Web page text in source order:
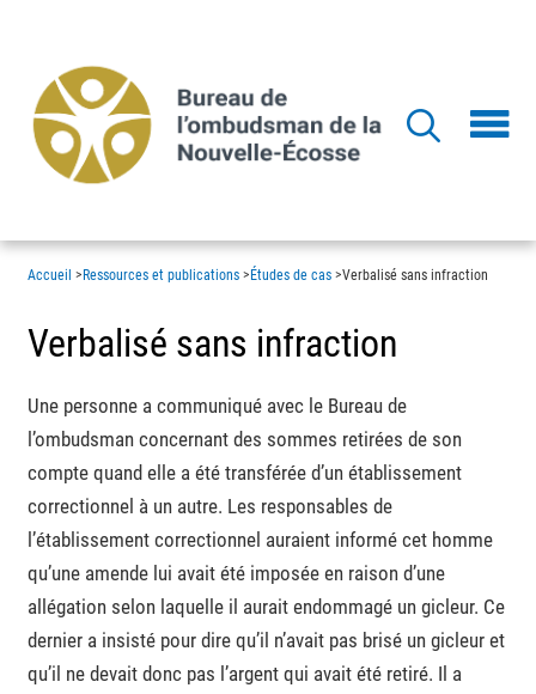
contenu
principal
Accueil > Ressources et publications > Études de cas >Verbalisé sans infraction
Verbalisé sans infraction
Une personne a communiqué avec le Bureau de
l’ombudsman concernant des sommes retirées de son
compte quand elle a été transférée d’un établissement
correctionnel à un autre. Les responsables de
l’établissement correctionnel auraient informé cet homme
qu’une amende lui avait été imposée en raison d’une
allégation selon laquelle il aurait endommagé un gicleur. Ce
dernier a insisté pour dire qu’il n’avait pas brisé un gicleur et
qu’il ne devait donc pas l’argent qui avait été retiré. Il a